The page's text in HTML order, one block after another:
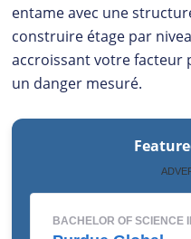
entame avec une
construire étage par
accroissant votre
un danger mesuré.